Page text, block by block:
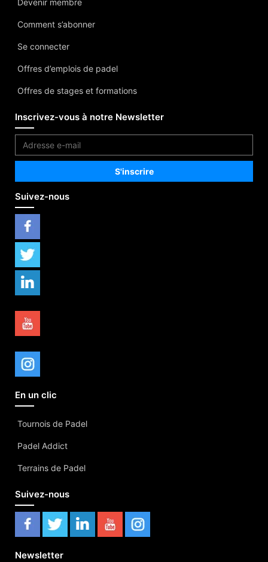
Devenir membre
Comment s’abonner
Se connecter
Offres d’emplois de padel
Offres de stages et formations
Inscrivez-vous à notre Newsletter
Suivez-nous
En un clic
Tournois de Padel
Padel Addict
Terrains de Padel
Suivez-nous
Newsletter